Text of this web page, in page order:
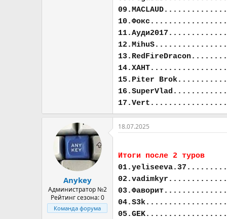
15.Piter
Anykey
Администратор №2
Рейтинг сезона: 0
Команда форума
18.07.2025
Итоги после 2 туров